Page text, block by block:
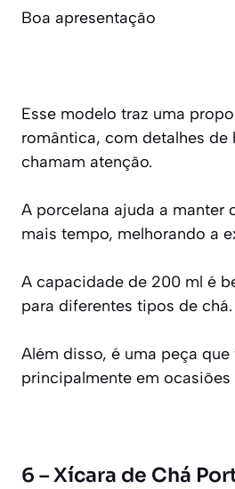
Boa apresentação
Esse modelo traz uma
romântica, com detalhes de
chamam atenção.
A porcelana ajuda a manter
mais tempo, melhorando a
A capacidade de 200 ml é
para diferentes tipos de chá.
Além disso, é uma peça que
principalmente em ocasiões
6 – Xícara de Chá